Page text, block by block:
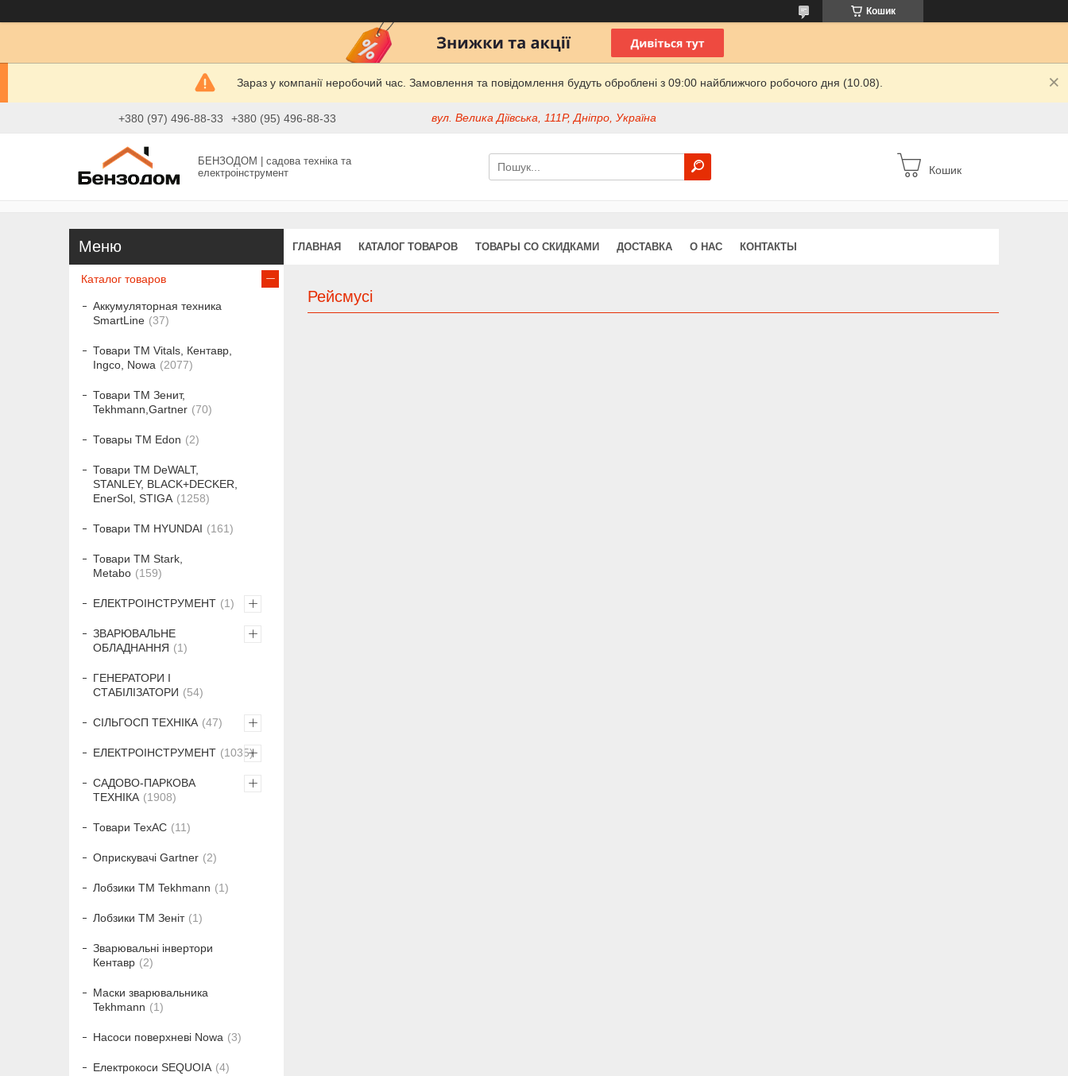
Кошик
Зараз у компанії неробочий час. Замовлення та повідомлення будуть оброблені з 09:00 найближчого робочого дня (10.08).
+380 (97) 496-88-33 +380 (95) 496-88-33 вул. Велика Діївська, 111Р, Дніпро, Україна
БЕНЗОДОМ | садова техніка та
електроінструмент
Кошик
ГЛАВНАЯ КАТАЛОГ ТОВАРОВ ТОВАРЫ СО СКИДКАМИ ДОСТАВКА О НАС КОНТАКТЫ
Рейсмусі
Каталог товаров
Аккумуляторная техника
SmartLine
37
Товари ТМ Vitals, Кентавр,
Ingco, Nowa
2077
Товари ТМ Зенит,
Tekhmann,Gartner
70
Товары ТМ Edon 2
Товари ТМ DeWALT,
STANLEY, BLACK+DECKER,
EnerSol, STIGA
1258
Товари ТМ HYUNDAI 161
Товари ТМ Stark,
Metabo
159
ЕЛЕКТРОІНСТРУМЕНТ 1
ЗВАРЮВАЛЬНЕ
ОБЛАДНАННЯ
1
ГЕНЕРАТОРИ І
СТАБІЛІЗАТОРИ
54
СІЛЬГОСП ТЕХНІКА 47
ЕЛЕКТРОІНСТРУМЕНТ 1035
САДОВО-ПАРКОВА
ТЕХНІКА
1908
Товари ТехАС 11
Оприскувачі Gartner 2
Лобзики ТМ Tekhmann 1
Лобзики ТМ Зеніт 1
Зварювальні інвертори
Кентавр
2
Маски зварювальника
Tekhmann
1
Насоси поверхневі Nowa 3
Електрокоси SEQUOIA 4